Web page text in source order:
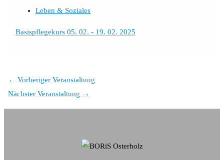
Leben & Soziales
Basispflegekurs 05. 02. - 19. 02. 2025
← Vorheriger Veranstaltung
Nächster Veranstaltung →